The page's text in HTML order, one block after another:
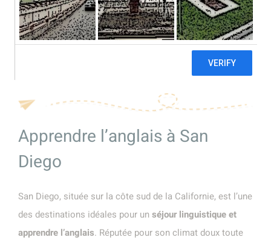
linguistique à
San Diego
Apprendre l’anglais à San
Diego
San Diego, située sur la côte sud de la Californie, est l’une
des destinations idéales pour unséjour linguistique et
apprendre l’anglais. Réputée pour son climat doux toute